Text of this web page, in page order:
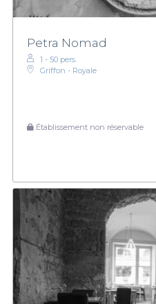
Petra Nomad
1 - 50 pers.
Griffon - Royale
Établissement non réservable